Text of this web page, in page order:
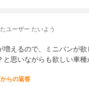
ユーザー たいよう
増えるので、ミニバンが
と思いながらも欲しい車
らの返答